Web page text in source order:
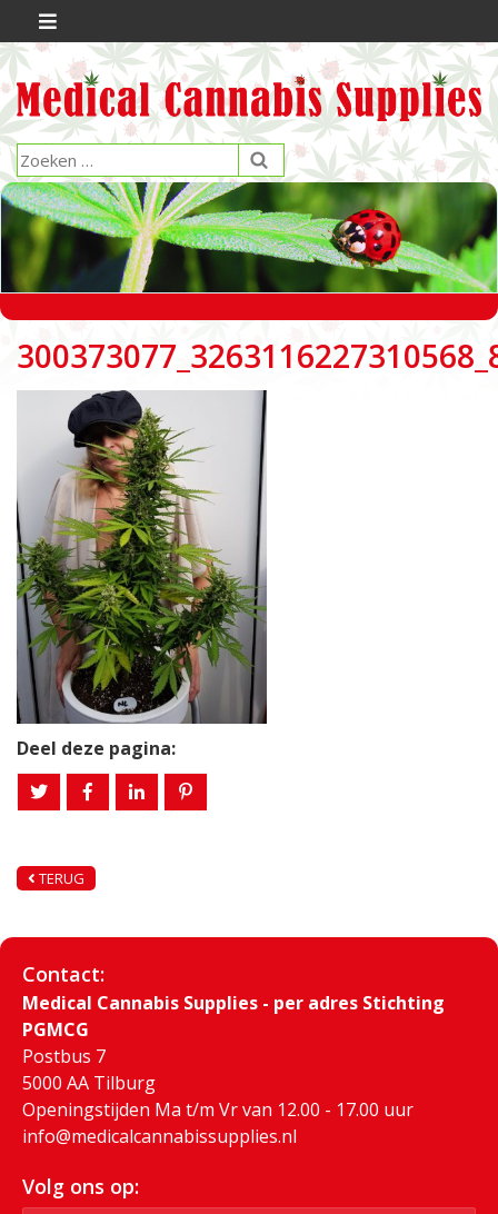
Deel deze pagina:
TERUG
Contact:
Medical Cannabis Supplies - per adres Stichting
PGMCG
Postbus 7
5000 AA Tilburg
Openingstijden Ma t/m Vr van 12.00 - 17.00 uur
info@medicalcannabissupplies.nl
Volg ons op: